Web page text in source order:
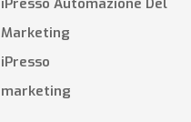
iPresso Automazione Del
Marketing
iPresso
marketing